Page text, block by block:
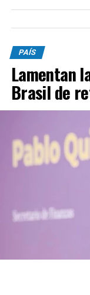
PAÍS
Lamentan
Brasil de